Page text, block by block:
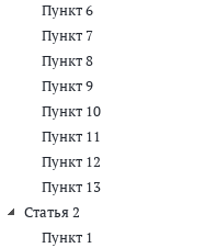
Пункт 6
Пункт 7
Пункт 8
Пункт 9
Пункт 10
Пункт 11
Пункт 12
Пункт 13
Статья 2
Пункт 1